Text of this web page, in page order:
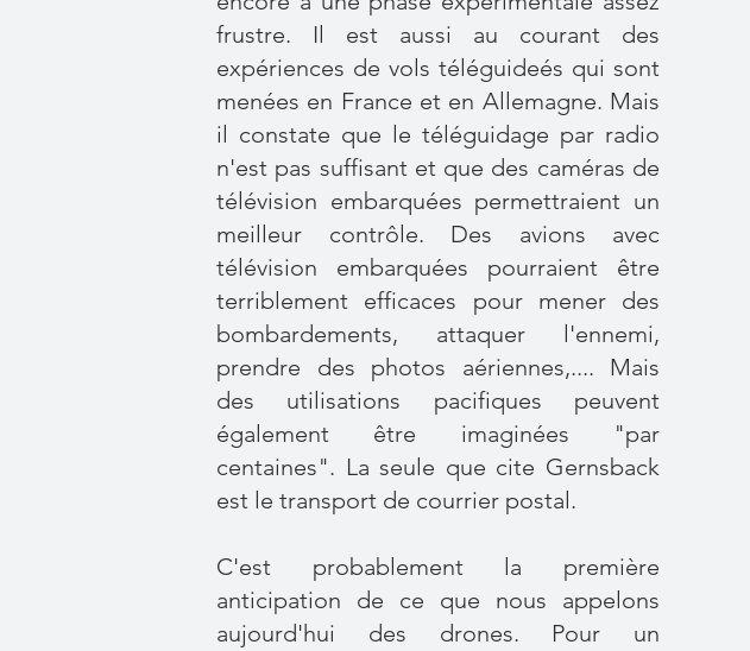
frustre. Il est aussi au courant des
expériences de vols téléguideés qui sont
menées en France et en Allemagne. Mais
il constate que le téléguidage par radio
n'est pas suffisant et que des caméras de
télévision embarquées permettraient un
meilleur contrôle. Des avions avec
télévision embarquées pourraient être
terriblement efficaces pour mener des
bombardements, attaquer l'ennemi,
prendre des photos aériennes,.... Mais
des utilisations pacifiques peuvent
également être imaginées "par
centaines". La seule que cite Gernsback
est le transport de courrier postal.
C'est probablement la première
anticipation de ce que nous appelons
aujourd'hui des drones. Pour un